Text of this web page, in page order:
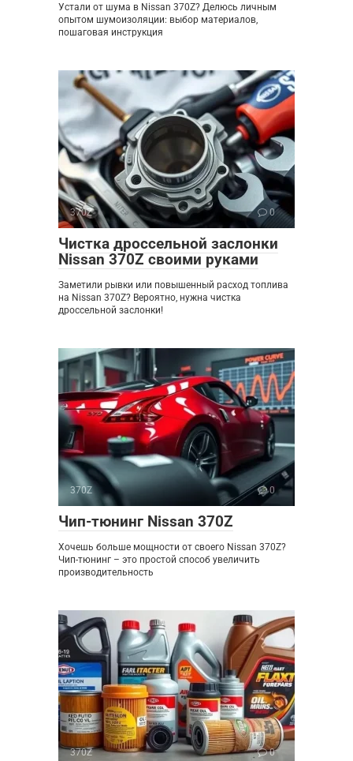
Устали от шума в Nissan 370Z? Делюсь личным
опытом шумоизоляции: выбор материалов,
пошаговая инструкция
370Z 0
Чистка дроссельной заслонки
Nissan 370Z своими руками
Заметили рывки или повышенный расход топлива
на Nissan 370Z? Вероятно, нужна чистка
дроссельной заслонки!
370Z 0
Чип-тюнинг Nissan 370Z
Хочешь больше мощности от своего Nissan 370Z?
Чип-тюнинг – это простой способ увеличить
производительность
370Z 0